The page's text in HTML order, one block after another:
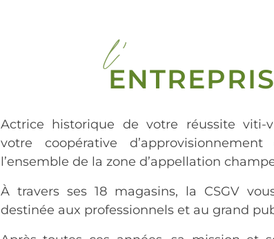
l'
Actrice historique de votre réussite viti-
votre coopérative
l’ensemble de la zone d’appellation
À travers ses 18 magasins, la CSGV
destinée aux professionnels et au grand